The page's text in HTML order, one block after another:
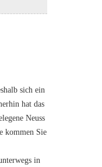
sich ein
hat das
Neuss
kommen Sie
in